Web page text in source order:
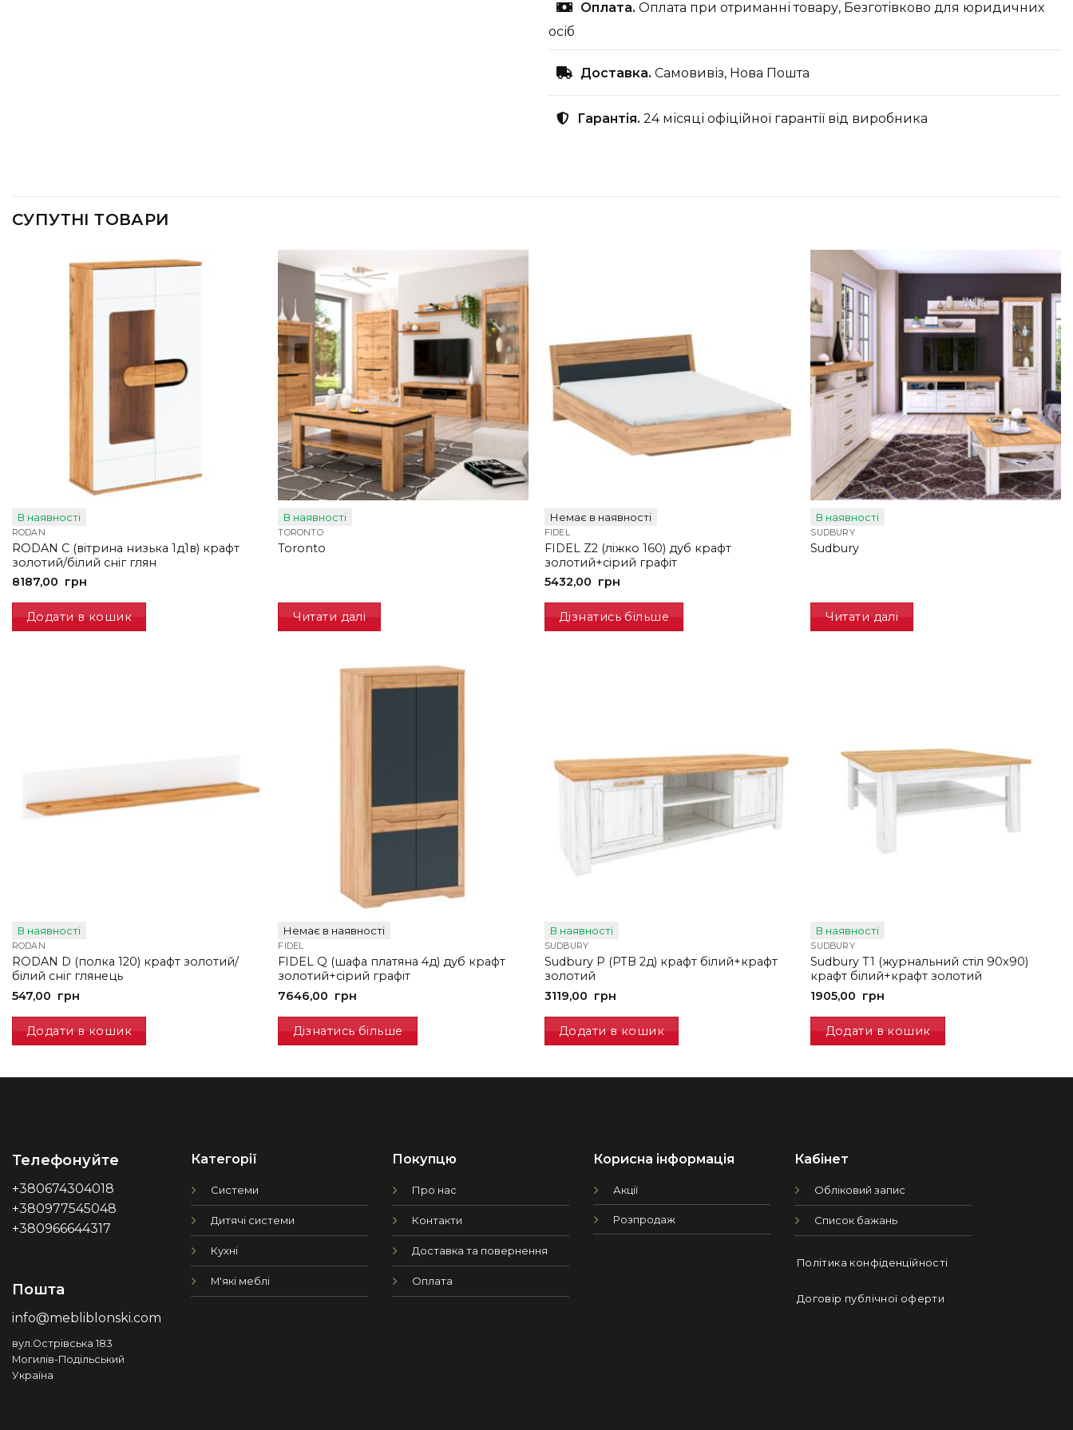
Оплата. Оплата при отриманні товару, Безготівково для юридичних
осіб
Доставка. Самовивіз, Нова Пошта
Гарантія. 24 місяці офіційної гарантії від виробника
СУПУТНІ ТОВАРИ
В наявності
RODAN
RODAN C (вітрина низька 1д1в) крафт
золотий/білий сніг глян
8187,00 грн
Додати в кошик
В наявності
TORONTO
Toronto
Читати далі
Немає в наявності
FIDEL
FIDEL Z2 (ліжко 160) дуб крафт
золотий+сірий графіт
5432,00 грн
Дізнатись більше
В наявності
SUDBURY
Sudbury
Читати далі
В наявності
RODAN
RODAN D (полка 120) крафт золотий/
білий сніг глянець
547,00 грн
Додати в кошик
Немає в наявності
FIDEL
FIDEL Q (шафа платяна 4д) дуб крафт
золотий+сірий графіт
7646,00 грн
Дізнатись більше
В наявності
SUDBURY
Sudbury P (РТВ 2д) крафт білий+крафт
золотий
3119,00 грн
Додати в кошик
В наявності
SUDBURY
Sudbury T1 (журнальний стіл 90х90)
крафт білий+крафт золотий
1905,00 грн
Додати в кошик
Телефонуйте
+380674304018
+380977545048
+380966644317
Пошта
info@mebliblonski.com
вул.Острівська 183
Могилів-Подільський
Україна
Категорії
Системи
Дитячі системи
Кухні
М'які меблі
Покупцю
Про нас
Контакти
Доставка та повернення
Оплата
Корисна інформація
Акції
Розпродаж
Кабінет
Обліковий запис
Список бажань
Політика конфіденційності
Договір публічної оферти